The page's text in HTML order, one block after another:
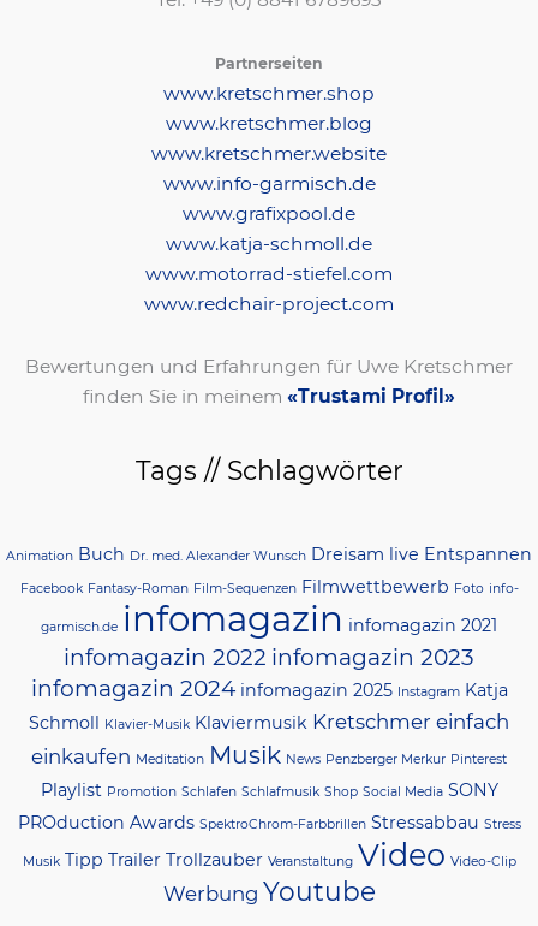
Partnerseiten
www.kretschmer.shop
www.kretschmer.blog
www.kretschmer.website
www.info-garmisch.de
www.grafixpool.de
www.katja-schmoll.de
www.motorrad-stiefel.com
www.redchair-project.com
Bewertungen und Erfahrungen für Uwe Kretschmer
finden Sie in meinem «Trustami Profil»
Tags // Schlagwörter
Animation Buch Dr. med. Alexander Wunsch Dreisam live Entspannen
Facebook Fantasy-Roman Film-Sequenzen Filmwettbewerb Foto info-
garmisch.de infomagazin infomagazin 2021
infomagazin 2022 infomagazin 2023
infomagazin 2024 infomagazin 2025 Instagram Katja
Schmoll Klavier-Musik Klaviermusik Kretschmer einfach
einkaufen Meditation Musik News Penzberger Merkur Pinterest
Playlist Promotion Schlafen Schlafmusik Shop Social Media SONY
PROduction Awards SpektroChrom-Farbbrillen Stressabbau Stress
Musik Tipp Trailer Trollzauber Veranstaltung Video Video-Clip
Werbung Youtube